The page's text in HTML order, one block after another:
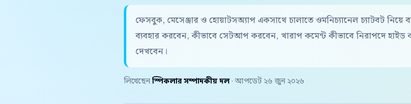
ফেসবুক, মেসেঞ্জার ও হোয়াটসঅ্যাপ একসাথে চালাতে ওমনিচ্যানেল চ্যাটবট
ব্যবহার করবেন, কীভাবে সেটআপ করবেন, খারাপ কমেন্ট কীভাবে নিরাপদে হাইড
দেখবেন।
লিখেছেন স্পিকলার সম্পাদকীয় দল · আপডেট ২৬ জুন ২০২৬